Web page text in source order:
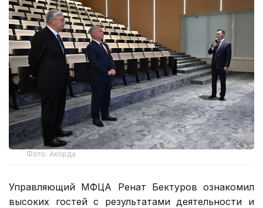
Фото: Акорда
Управляющий МФЦА Ренат Бектуров ознакомил
высоких гостей с результатами деятельности и